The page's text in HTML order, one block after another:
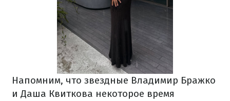
Напомним, что звездные Владимир Бражко
и Даша Квиткова некоторое время